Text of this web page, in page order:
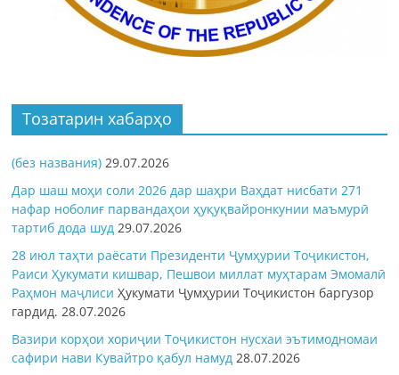
Тозатарин хабарҳо
(без названия) 29.07.2026
Дар шаш моҳи соли 2026 дар шаҳри Ваҳдат нисбати 271
нафар ноболиғ парвандаҳои ҳуқуқвайронкунии маъмурӣ
тартиб дода шуд 29.07.2026
28 июл таҳти раёсати Президенти Ҷумҳурии Тоҷикистон,
Раиси Ҳукумати кишвар, Пешвои миллат муҳтарам Эмомалӣ
Раҳмон маҷлисиҲукумати Ҷумҳурии Тоҷикистон баргузор
гардид. 28.07.2026
Вазири корҳои хориҷии Тоҷикистон нусхаи эътимодномаи
сафири нави Кувайтро қабул намуд 28.07.2026